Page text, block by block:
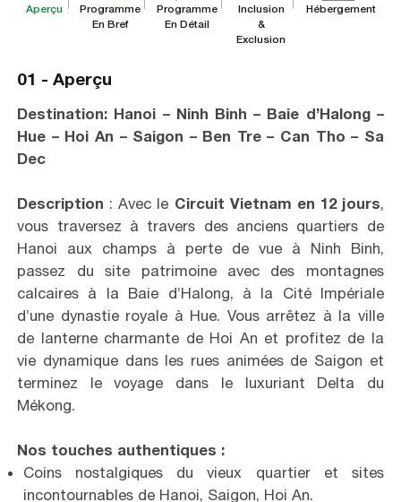
Aperçu
Programme
En Bref
Programme
En Détail
Inclusion
&
Exclusion
Hébergement
01 -Aperçu
Destination: Hanoi – Ninh Binh – Baie d’Halong –
Hue – Hoi An – Saigon – Ben Tre – Can Tho – Sa
Dec
Description : Avec le Circuit Vietnam en 12 jours,
vous traversez à travers des anciens quartiers de
Hanoi aux champs à perte de vue à Ninh Binh,
passez du site patrimoine avec des montagnes
calcaires à la Baie d’Halong, à la Cité Impériale
d’une dynastie royale à Hue. Vous arrêtez à la ville
de lanterne charmante de Hoi An et profitez de la
vie dynamique dans les rues animées de Saigon et
terminez le voyage dans le luxuriant Delta du
Mékong.
Nos touches authentiques :
Coins nostalgiques du vieux quartier et sites
incontournables de Hanoi, Saigon, Hoi An.